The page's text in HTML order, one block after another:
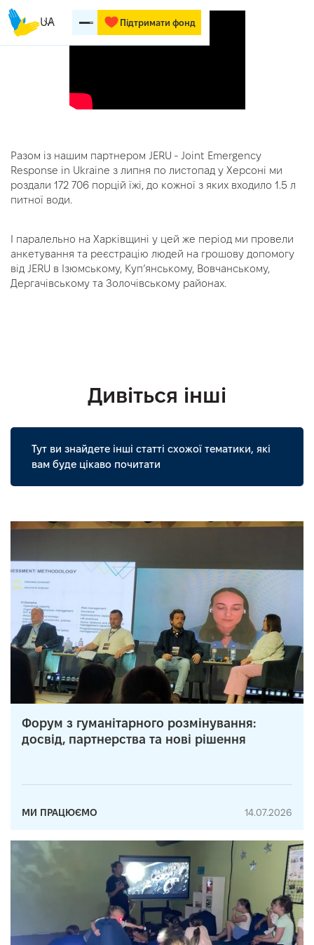
UA Підтримати фонд
Разом із нашим партнером JERU - Joint Emergency
Response in Ukraine з липня по листопад у Херсоні ми
роздали 172 706 порцій їжі, до кожної з яких входило 1.5 л
питної води.
І паралельно на Харківщині у цей же період ми провели
анкетування та реєстрацію людей на грошову допомогу
від JERU в Ізюмському, Купʼянському, Вовчанському,
Дергачівському та Золочівському районах.
Дивіться інші
Тут ви знайдете інші статті схожої тематики, які
вам буде цікаво почитати
Форум з гуманітарного розмінування:
досвід, партнерства та нові рішення
МИ ПРАЦЮЄМО 14.07.2026